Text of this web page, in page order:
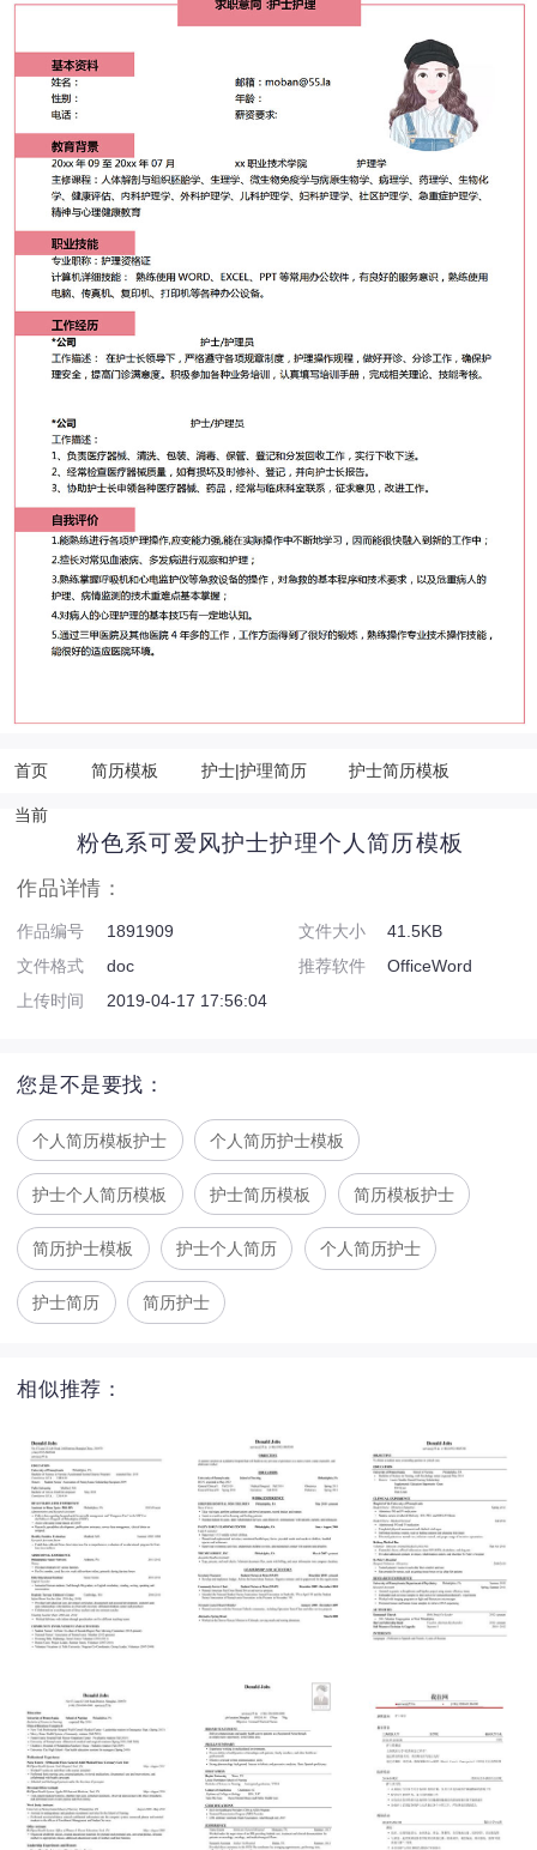
首页 简历模板 护士|护理简历 护士简历模板
当前
粉色系可爱风护士护理个人简历模板
作品详情：
作品编号 1891909 文件大小
41.5KB
文件格式
doc 推荐软件
OfficeWord
上传时间
2019-04-17 17:56:04
您是不是要找：
个人简历模板护士 个人简历护士模板
护士个人简历模板 护士简历模板 简历模板护士
简历护士模板 护士个人简历 个人简历护士
护士简历 简历护士
相似推荐：